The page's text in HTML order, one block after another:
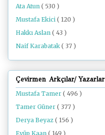
Ata Atun ( 530 )
Mustafa Ekici ( 120 )
Hakkı Aslan ( 43 )
Naif Karabatak( 37 )
Çevirmen Arkçılar/ Yazarlar
Mustafa Tamer ( 496 )
Tamer Güner ( 377 )
Derya Beyaz ( 156 )
Eyüp Kaan ( 149 )